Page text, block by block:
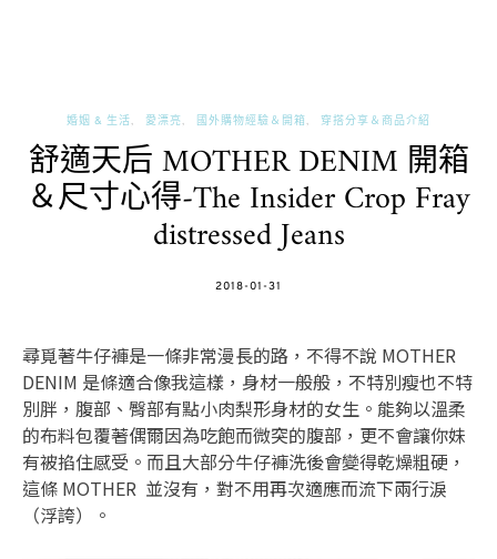
婚姻 & 生活 愛漂亮 國外購物經驗＆開箱 穿搭分享＆商品介紹
舒適天后 MOTHER DENIM 開箱
＆尺寸心得-The Insider Crop Fray
distressed Jeans
POSTED
2018-01-31
尋覓著牛仔褲是一條非常漫長的路，不得不說 MOTHER
DENIM 是條適合像我這樣，身材一般般，不特別瘦也不特
別胖，腹部、臀部有點小肉梨形身材的女生。能夠以溫柔
的布料包覆著偶爾因為吃飽而微突的腹部，更不會讓你妹
有被掐住感受。而且大部分牛仔褲洗後會變得乾燥粗硬，
這條 MOTHER 並沒有，對不用再次適應而流下兩行淚
（浮誇）。